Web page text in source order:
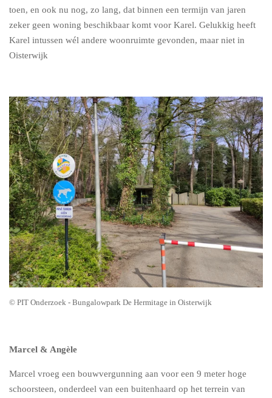
toen, en ook nu nog, zo lang, dat binnen een termijn van jaren
zeker geen woning beschikbaar komt voor Karel. Gelukkig heeft
Karel intussen wél andere woonruimte gevonden, maar niet in
Oisterwijk
© PIT Onderzoek - Bungalowpark De Hermitage in Oisterwijk
Marcel & Angèle
Marcel vroeg een bouwvergunning aan voor een 9 meter hoge
schoorsteen, onderdeel van een buitenhaard op het terrein van